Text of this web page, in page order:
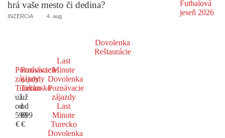
hrá vaše mesto či dedina?
INZERCIA 4. aug
Dovolenka
Reštaurácie
Poznávacie
zájazdy
Turecko
už
od
599
€
Poznávacie
zájazdy
Taliansko
už
od
699
€
Last
Minute
Dovolenka
Poznávacie
zájazdy
Last
Minute
Turecko
Dovolenka